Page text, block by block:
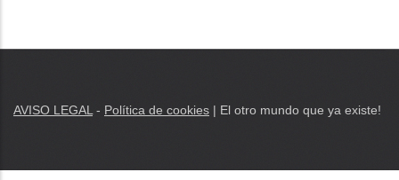
AVISO LEGAL - Política de cookies | El otro mundo que ya existe!